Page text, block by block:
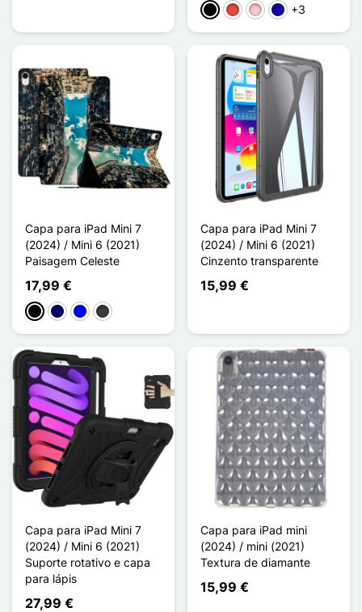
PretoVermelho
RosaAzul Escuro
+3
Capa para iPad Mini 7
(2024) / Mini 6 (2021)
Paisagem Celeste
17,99 €
PretoAzul marinho
AzulCinzento escuro
Capa para iPad Mini 7
(2024) / Mini 6 (2021)
Cinzento transparente
15,99 €
Capa para iPad Mini 7
(2024) / Mini 6 (2021)
Suporte rotativo e capa
para lápis
27,99 €
Capa para iPad mini
(2024) / mini (2021)
Textura de diamante
15,99 €